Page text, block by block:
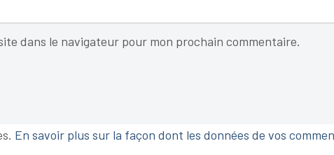
dans le navigateur pour mon prochain commentaire.
En savoir plus sur la façon dont les données de vos